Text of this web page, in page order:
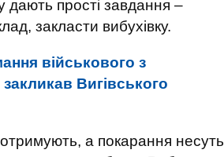
дають прості завдання –
закласти вибухівку.
військового з
Вигівського
отримують, а покарання несуть